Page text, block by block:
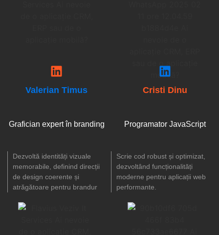
Valerian Timus
Grafician expert în branding
Dezvoltă identități vizuale
memorabile, definind direcții
de design coerente și
atrăgătoare pentru brandur
Cristi Dinu
Programator JavaScript
Scrie cod robust și optimizat,
dezvoltând funcționalități
moderne pentru aplicații web
performante.